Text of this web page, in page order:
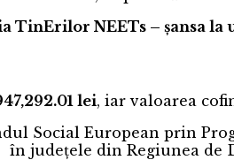
TinErilor NEETs – șansa la
lei, iar valoarea
Social European prin
în județele din Regiunea de